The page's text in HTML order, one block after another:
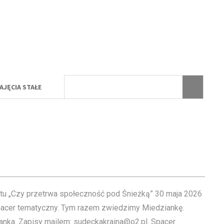
STAŁE
„Czy przetrwa społeczność pod Śnieżką” 30 maja 2026
tematyczny. Tym razem zwiedzimy Miedziankę.
Zapisy mailem: sudeckakraina@o2.pl. Spacer